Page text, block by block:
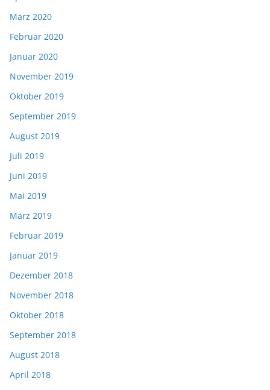
März 2020
Februar 2020
Januar 2020
November 2019
Oktober 2019
September 2019
August 2019
Juli 2019
Juni 2019
Mai 2019
März 2019
Februar 2019
Januar 2019
Dezember 2018
November 2018
Oktober 2018
September 2018
August 2018
April 2018